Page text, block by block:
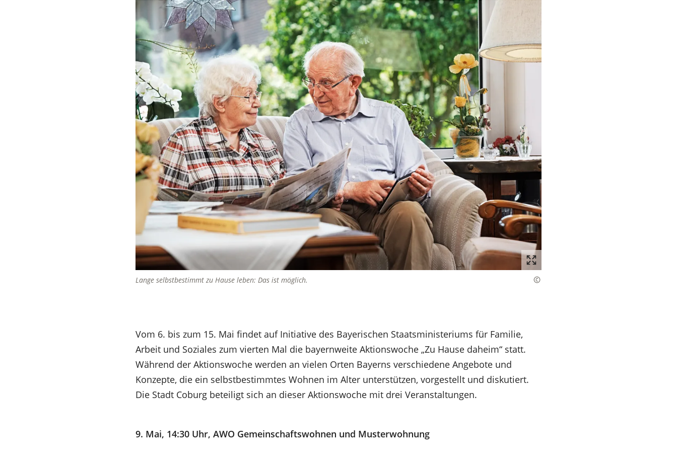
Lange selbstbestimmt zu Hause leben: Das ist möglich.
Vom 6. bis zum 15. Mai findet auf Initiative des Bayerischen Staatsministeriums für Familie,
Arbeit und Soziales zum vierten Mal die bayernweite Aktionswoche „Zu Hause daheim“ statt.
Während der Aktionswoche werden an vielen Orten Bayerns verschiedene Angebote und
Konzepte, die ein selbstbestimmtes Wohnen im Alter unterstützen, vorgestellt und diskutiert.
Die Stadt Coburg beteiligt sich an dieser Aktionswoche mit drei Veranstaltungen.
9. Mai, 14:30 Uhr, AWO Gemeinschaftswohnen und Musterwohnung